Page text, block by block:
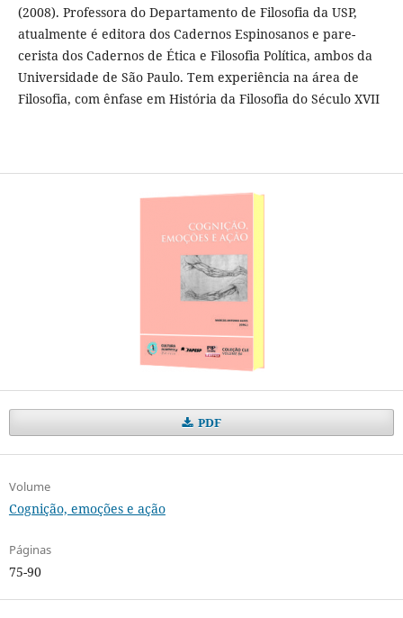
(2008). Professora do Departamento de Filosofia da USP,
atualmente é editora dos Cadernos Espinosanos e pare-
cerista dos Cadernos de Ética e Filosofia Política, ambos da
Universidade de São Paulo. Tem experiência na área de
Filosofia, com ênfase em História da Filosofia do Século XVII
PDF
Volume
Cognição, emoções e ação
Páginas
75-90